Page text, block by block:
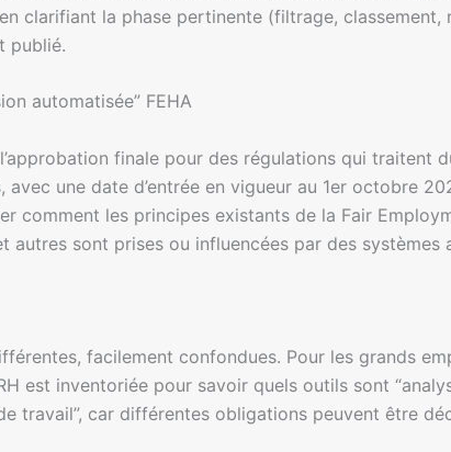
clarifiant la phase pertinente (filtrage,
publié.
automatisée” FEHA
finale pour des régulations qui traitent
une date d’entrée en vigueur au 1er octobre
comment les principes existants de la Fair
autres sont prises ou influencées par des systèmes
facilement confondues. Pour les grands
est inventoriée pour savoir quels outils sont
travail”, car différentes obligations peuvent être